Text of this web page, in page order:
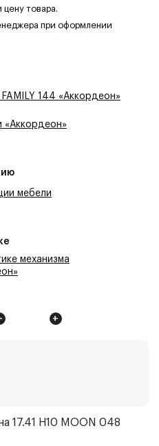
товара.
при оформлении
144 «Аккордеон»
«Аккордеон»
мебели
механизма
+
17.41 Н10 MOON 048